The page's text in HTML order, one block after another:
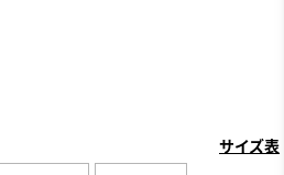
サイズ表